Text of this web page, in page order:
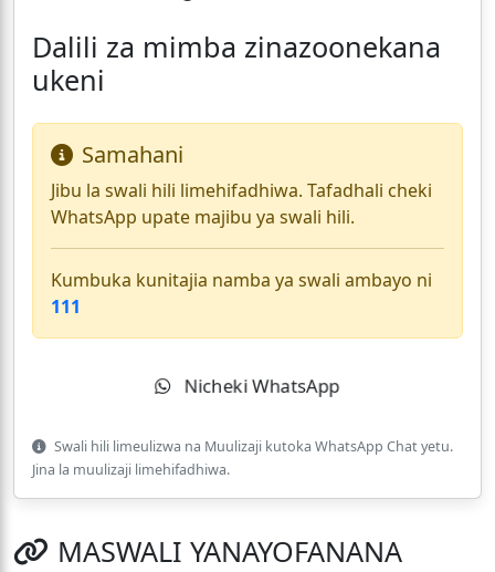
Dalili za mimba zinazoonekana
ukeni
Samahani
Jibu la swali hili limehifadhiwa. Tafadhali cheki
WhatsApp upate majibu ya swali hili.
Kumbuka kunitajia namba ya swali ambayo ni
111
Nicheki WhatsApp
Swali hili limeulizwa na Muulizaji kutoka WhatsApp Chat yetu.
Jina la muulizaji limehifadhiwa.
MASWALI YANAYOFANANA